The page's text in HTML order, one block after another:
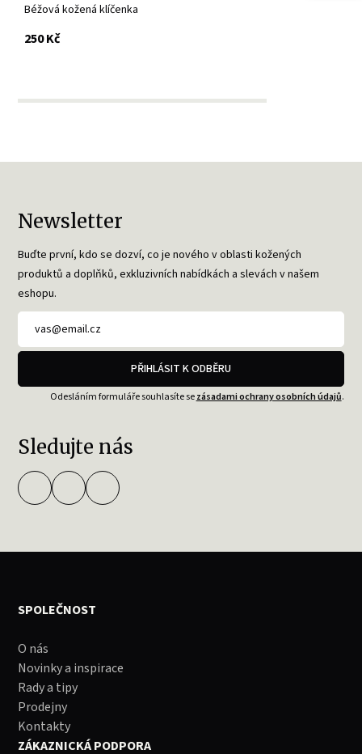
Béžová kožená klíčenka
250 Kčs DPH
Newsletter
Buďte první, kdo se dozví, co je nového v oblasti kožených
produktů a doplňků, exkluzivních nabídkách a slevách v našem
eshopu.
PŘIHLÁSIT K ODBĚRU
Odesláním formuláře souhlasíte sezásadami ochrany osobních údajů.
Sledujte nás
SPOLEČNOST
O nás
Novinky a inspirace
Rady a tipy
Prodejny
Kontakty
ZÁKAZNICKÁ PODPORA